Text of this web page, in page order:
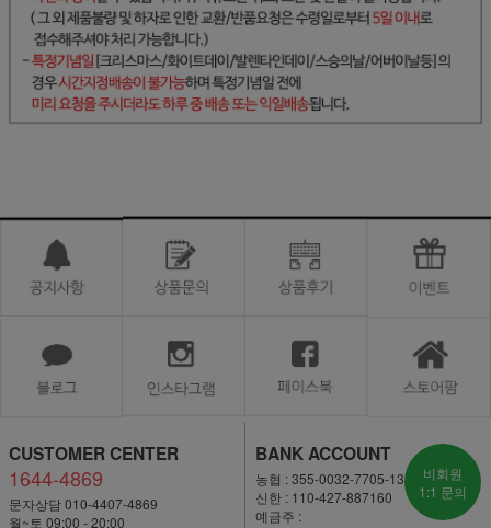
CUSTOMER CENTER
1644-4869
문자상담 010-4407-4869
월~토 09:00 - 20:00
BANK ACCOUNT
농협 : 355-0032-7705-13
신한 : 110-427-887160
예금주 :
비회원
1:1 문의